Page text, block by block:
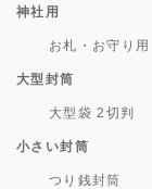
神社用
お札・お守り用
大型封筒
大型袋 2切判
小さい封筒
つり銭封筒